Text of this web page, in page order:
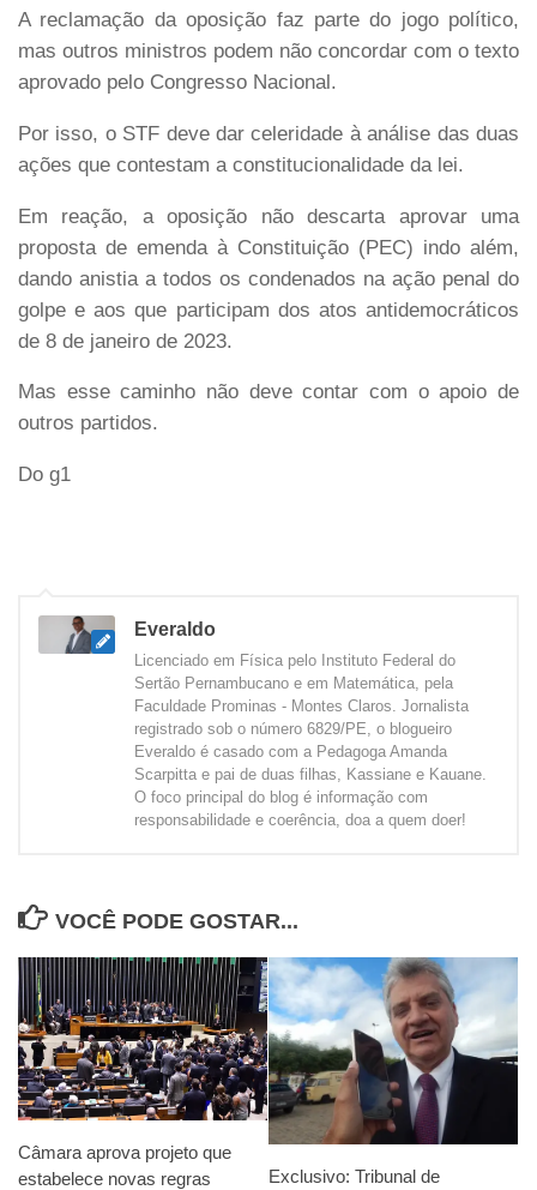
A reclamação da oposição faz parte do jogo político,
mas outros ministros podem não concordar com o texto
aprovado pelo Congresso Nacional.
Por isso, o STF deve dar celeridade à análise das duas
ações que contestam a constitucionalidade da lei.
Em reação, a oposição não descarta aprovar uma
proposta de emenda à Constituição (PEC) indo além,
dando anistia a todos os condenados na ação penal do
golpe e aos que participam dos atos antidemocráticos
de 8 de janeiro de 2023.
Mas esse caminho não deve contar com o apoio de
outros partidos.
Do g1
Everaldo
Licenciado em Física pelo Instituto Federal do
Sertão Pernambucano e em Matemática, pela
Faculdade Prominas - Montes Claros. Jornalista
registrado sob o número 6829/PE, o blogueiro
Everaldo é casado com a Pedagoga Amanda
Scarpitta e pai de duas filhas, Kassiane e Kauane.
O foco principal do blog é informação com
responsabilidade e coerência, doa a quem doer!
VOCÊ PODE GOSTAR...
Câmara aprova projeto que
estabelece novas regras
Exclusivo: Tribunal de